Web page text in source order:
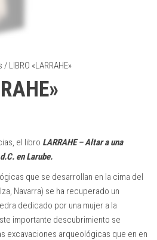
/ LIBRO «LARRAHE»
el libro LARRAHE – Altar a una
en Larube.
que se desarrollan en la cima del
Navarra) se ha recuperado un
dedicado por una mujer a la
importante descubrimiento se
excavaciones arqueológicas que en en